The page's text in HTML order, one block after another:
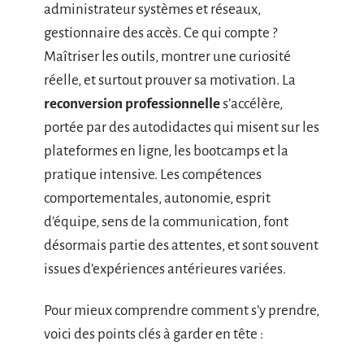
administrateur systèmes et réseaux,
gestionnaire des accès. Ce qui compte ?
Maîtriser les outils, montrer une curiosité
réelle, et surtout prouver sa motivation. La
reconversion professionnelles’accélère,
portée par des autodidactes qui misent sur les
plateformes en ligne, les bootcamps et la
pratique intensive. Les compétences
comportementales, autonomie, esprit
d’équipe, sens de la communication, font
désormais partie des attentes, et sont souvent
issues d’expériences antérieures variées.
Pour mieux comprendre comment s’y prendre,
voici des points clés à garder en tête :